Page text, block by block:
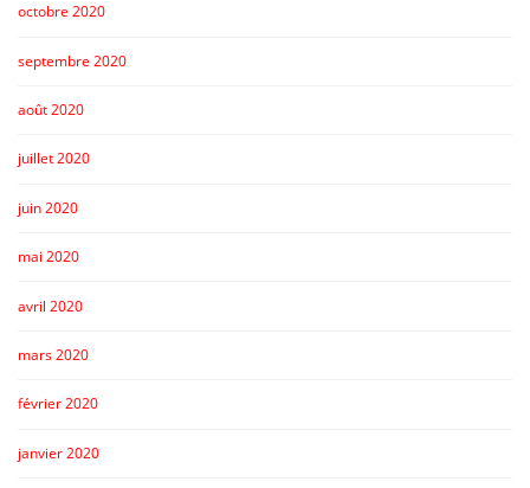
octobre 2020
septembre 2020
août 2020
juillet 2020
juin 2020
mai 2020
avril 2020
mars 2020
février 2020
janvier 2020